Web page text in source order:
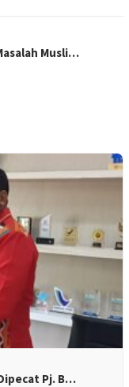
Musli…
Pj. B…